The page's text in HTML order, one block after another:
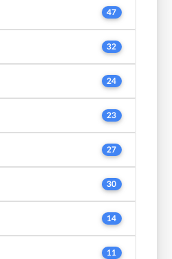
47
32
24
23
27
30
14
11